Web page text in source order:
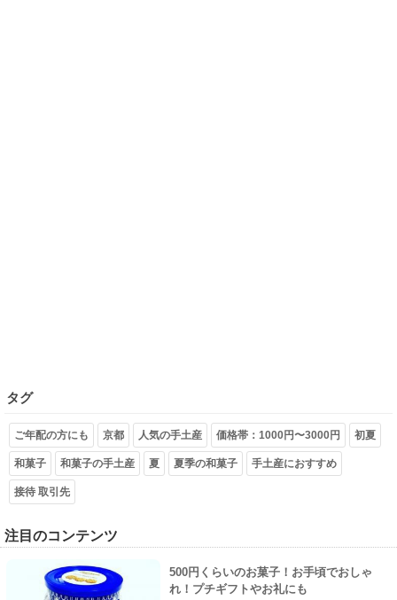
タグ
ご年配の方にも 京都 人気の手土産 価格帯：1000円〜3000円 初夏
和菓子 和菓子の手土産 夏 夏季の和菓子 手土産におすすめ
接待 取引先
注目のコンテンツ
500円くらいのお菓子！お手頃でおしゃ
れ！プチギフトやお礼にも